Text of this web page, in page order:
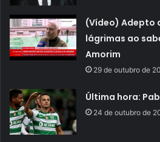
(Vídeo) Adepto
lágrimas ao
Amorim
29 de outubro de
Última hora:
24 de outubro de